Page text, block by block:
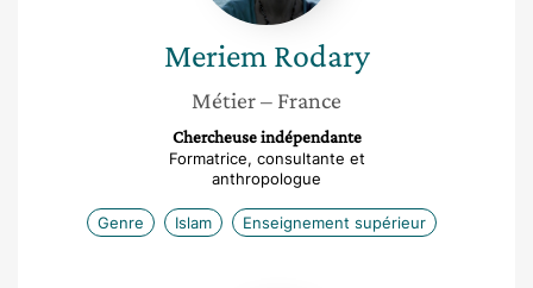
Meriem Rodary
Métier– France
Chercheuse indépendante
Formatrice, consultante et
anthropologue
Genre Islam Enseignement supérieur